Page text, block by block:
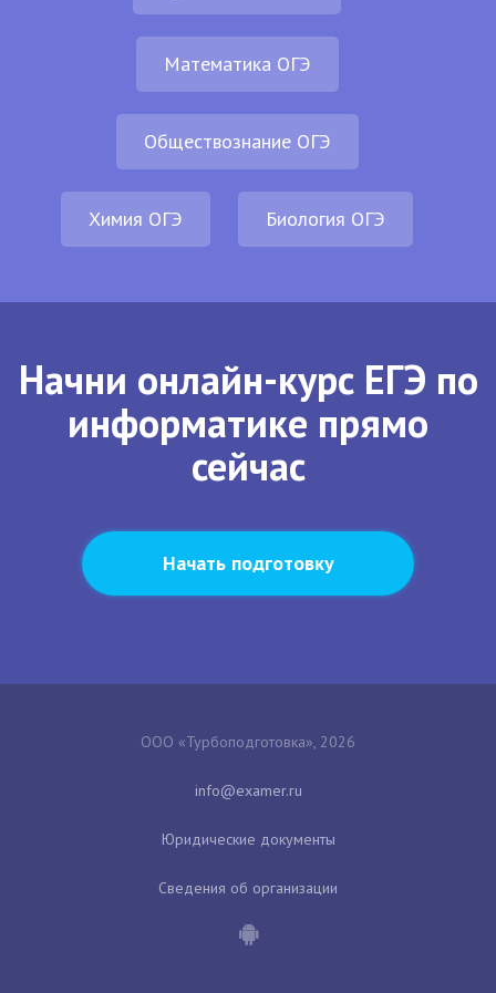
Математика ОГЭ
Обществознание ОГЭ
Химия ОГЭ Биология ОГЭ
Начни онлайн-курс ЕГЭ по
информатике прямо
сейчас
Начать подготовку
ООО «Турбоподготовка», 2026
Юридические документы
Сведения об организации